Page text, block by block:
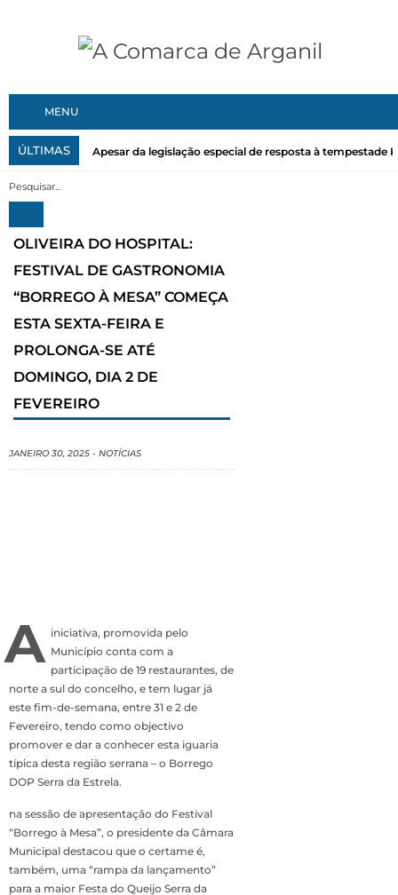
MENU
ÚLTIMAS Apesar da legislação especial de resposta à tempestade
OLIVEIRA DO HOSPITAL:
FESTIVAL DE GASTRONOMIA
“BORREGO À MESA” COMEÇA
ESTA SEXTA-FEIRA E
PROLONGA-SE ATÉ
DOMINGO, DIA 2 DE
FEVEREIRO
JANEIRO 30, 2025 - NOTÍCIAS
A iniciativa, promovida pelo
Município conta com a
participação de 19 restaurantes, de
norte a sul do concelho, e tem lugar já
este fim-de-semana, entre 31 e 2 de
Fevereiro, tendo como objectivo
promover e dar a conhecer esta iguaria
típica desta região serrana – o Borrego
DOP Serra da Estrela.
na sessão de apresentação do Festival
“Borrego à Mesa”, o presidente da Câmara
Municipal destacou que o certame é,
também, uma “rampa da lançamento”
para a maior Festa do Queijo Serra da